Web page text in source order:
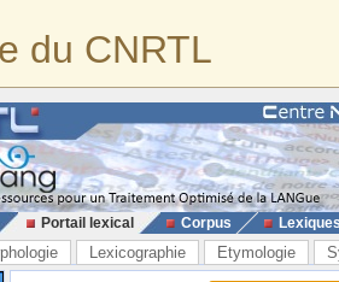
du CNRTL
Portail lexical Corpus
Lexicographie Etymologie